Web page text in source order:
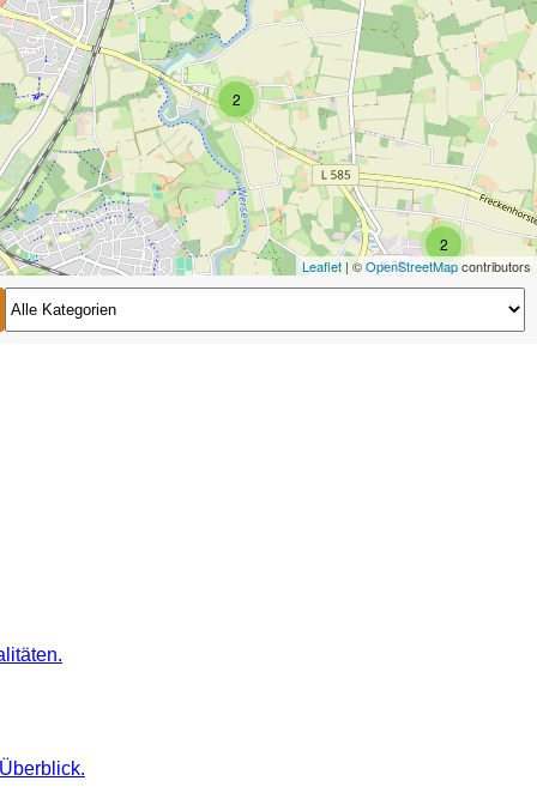
2
2
2
Leaflet| ©OpenStreetMapcontributors